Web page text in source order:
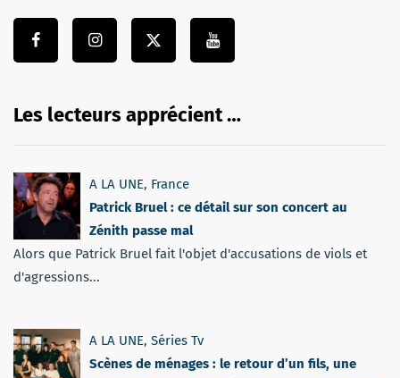
Les lecteurs apprécient …
A LA UNE, France
Patrick Bruel : ce détail sur son concert au
Zénith passe mal
Alors que Patrick Bruel fait l'objet d'accusations de viols et
d'agressions...
A LA UNE, Séries Tv
Scènes de ménages : le retour d’un fils, une